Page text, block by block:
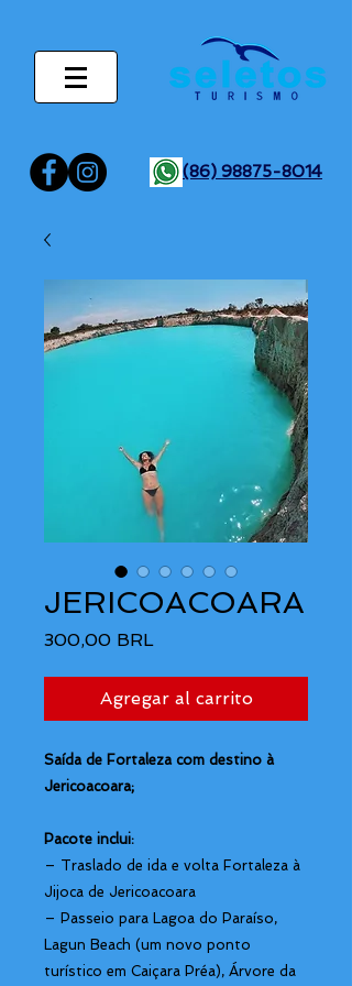
(86) 98875-8014
JERICOACOARA
300,00 BRL
Agregar al carrito
Saída de Fortaleza com destino à
Jericoacoara;
Pacote inclui:
– Traslado de ida e volta Fortaleza à
Jijoca de Jericoacoara
– Passeio para Lagoa do Paraíso,
Lagun Beach (um novo ponto
turístico em Caiçara Préa), Árvore da